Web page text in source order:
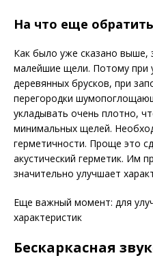
На что еще
Как было уже сказано выше,
малейшие щели. Потому при
деревянных брусков, при
перегородки
укладывать очень плотно,
минимальных щелей.
герметичности. Проще это
акустический герметик. Им
значительно улучшает
Еще важный момент: для
характеристик
Бескаркасная